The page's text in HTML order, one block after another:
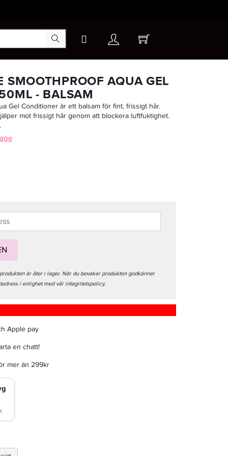
SMOOTHPROOF AQUA GEL
- BALSAM
Gel Conditioner är ett balsam för fint, frissigt hår.
mot frissigt hår genom att blockera luftfuktighet.
är åter i lager. När du bevakar produkten godkänner
i enlighet med vår integritetspolicy.
Apple pay
en chatt!
mer än 299kr